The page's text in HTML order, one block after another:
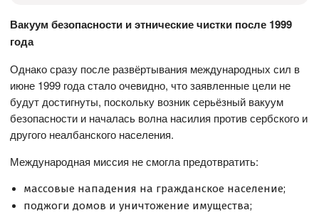
Вакуум безопасности и этнические чистки после 1999
года
Однако сразу после развёртывания международных сил в
июне 1999 года стало очевидно, что заявленные цели не
будут достигнуты, поскольку возник серьёзный вакуум
безопасности и началась волна насилия против сербского и
другого неалбанского населения.
Международная миссия не смогла предотвратить:
массовые нападения на гражданское население;
поджоги домов и уничтожение имущества;